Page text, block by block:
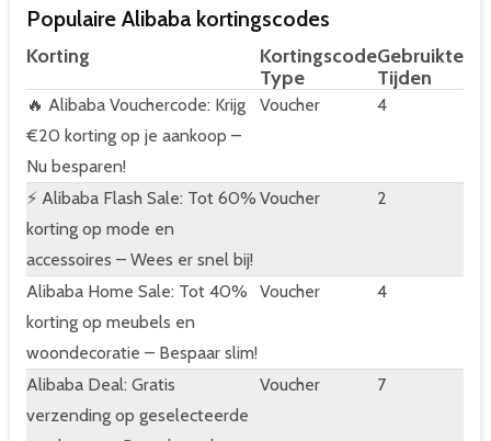
Populaire Alibaba kortingscodes
Korting
Kortingscode
Type
Gebruikte
Tijden
🔥 Alibaba Vouchercode: Krijg
€20 korting op je aankoop –
Nu besparen!
Voucher 4
⚡ Alibaba Flash Sale: Tot 60%
korting op mode en
accessoires – Wees er snel bij!
Voucher 2
Alibaba Home Sale: Tot 40%
korting op meubels en
woondecoratie – Bespaar slim!
Voucher 4
Alibaba Deal: Gratis
verzending op geselecteerde
Voucher 7